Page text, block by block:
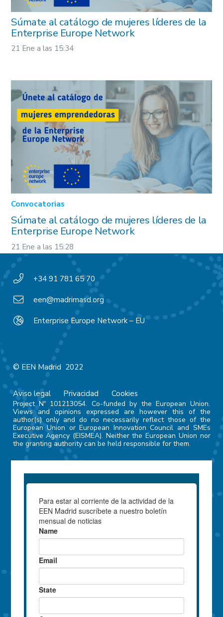
Súmate al catálogo de mujeres líderes de la
Enterprise Europe Network
21 Ene a las 15:34
Convocatorias
Súmate al catálogo de mujeres líderes de la
Enterprise Europe Network
21 Ene a las 15:28
+34 91 781 65 70
een@madrimasd.org
Enterprise Europe Network – EU
© EEN Madrid 2022
Aviso legal Privacidad Cookies
Project Nº 101213054. Co-funded by the European Union.
Views and opinions expressed are however this of the
author(s) only and do no necessarily reflect those of the
European Union or European Innovation Council and SMEs
Executive Agency (EISMEA). Neither the European Union nor
the granting authority can be held responsible for them.